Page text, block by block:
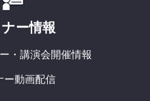
ー情報
・講演会開催情報
ー動画配信